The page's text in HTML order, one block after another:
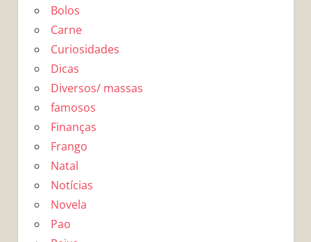
Bolos
Carne
Curiosidades
Dicas
Diversos/ massas
famosos
Finanças
Frango
Natal
Notícias
Novela
Pao